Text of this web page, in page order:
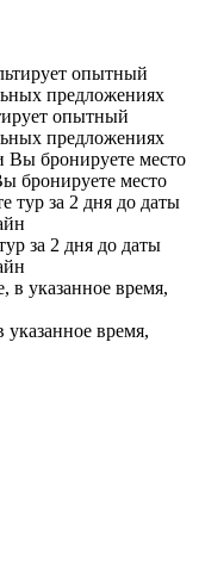
опытный
предложениях
бронируете место
за 2 дня до даты
указанное время,